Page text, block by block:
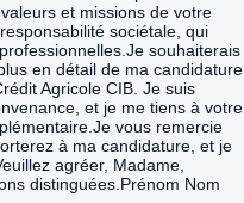
et missions de votre
sociétale, qui
souhaiterais
en détail de ma candidature
Agricole CIB. Je suis
et je me tiens à votre
vous remercie
à ma candidature, et je
agréer, Madame,
distinguées.Prénom Nom